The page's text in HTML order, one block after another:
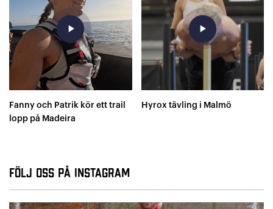
play_arrow
Fanny och Patrik kör ett trail
lopp på Madeira
play_arrow
Hyrox tävling i Malmö
Följ oss på Instagram